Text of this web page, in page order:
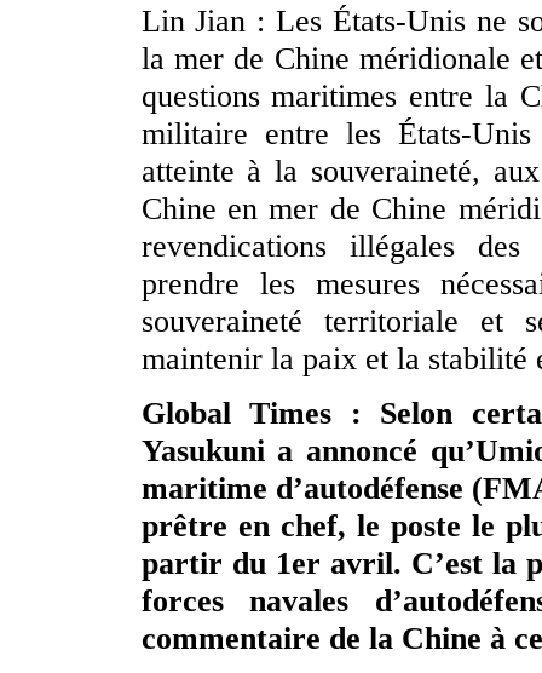
Lin Jian : Les États-Unis ne
la mer de Chine méridionale
questions maritimes entre la
militaire entre les États-
atteinte à la souveraineté,
Chine en mer de Chine
revendications illégales
prendre les mesures
souveraineté territoriale et
maintenir la paix et la stabilité
Global Times : Selon
Yasukuni a annoncé
maritime d’autodéfense
prêtre en chef, le poste le
partir du 1er avril. C’est la
forces navales
commentaire de la Chine à